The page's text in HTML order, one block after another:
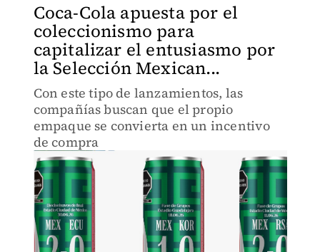
Coca-Cola apuesta por el
coleccionismo para
capitalizar el entusiasmo por
la Selección Mexican...
Con este tipo de lanzamientos, las
compañías buscan que el propio
empaque se convierta en un incentivo
de compra